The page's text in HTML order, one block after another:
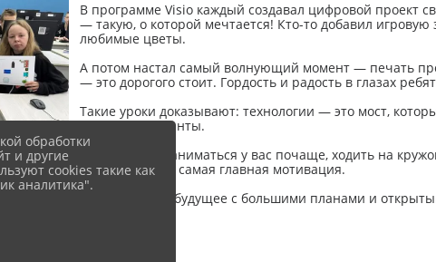
В программе Visio каждый создавал цифровой проект
— такую, о которой мечтается! Кто-то добавил
любимые цветы.
А потом настал самый волнующий момент — печать
— это дорогого стоит. Гордость и радость в глазах
Такие уроки доказывают: технологии — это мост,
развивать таланты.
«Я бы хотела заниматься у вас почаще, ходить на
Такие слова — самая главная мотивация.
Мы смотрим в будущее с большими планами и
обработки
и другие
cookies такие как
аналитика".